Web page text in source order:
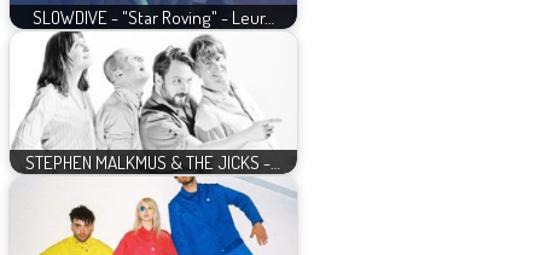
SLOWDIVE - "Star Roving" - Leur…
STEPHEN MALKMUS & THE JICKS -…